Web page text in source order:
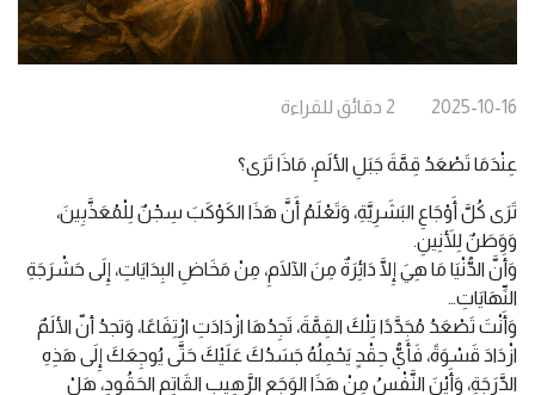
2025-10-16
2 دقائق للقراءة
عِنْدَمَا تَصْعَدُ قِمَّةَ جَبَلِ الألَمِ، مَاذَا تَرَى؟
تَرَى كُلَّ أَوْجَاعِ البَشَرِيَّةِ، وَتَعْلَمُ أَنَّ هَذَا الكَوْكَبَ سِجْنٌ لِلْمُعَذَّبِينَ،
وَوَطَنٌ لِلأَنِينِ.
وَأَنَّ الدُّنْيَا مَا هِيَ إِلَّا دَائِرَةٌ مِنَ الآلَامِ، مِنْ مَخَاضِ البِدَايَاتِ، إِلَى حَشْرَجَةِ
النِّهَايَاتِ…
وَأَنْتَ تَصْعَدُ مُجَدَّدًا تِلْكَ القِمَّةَ، تَجِدُهَا ازْدَادَتِ ارْتِفَاعًا، وَتجدُ أنّ الألَمٌ
ازْدَادَ قَسْوَةً، فَأَيُّ حِقْدٍ يَحْمِلُهُ جَسَدُكَ عَلَيْكَ حَتَّى يُوجِعَكَ إِلَى هَذِهِ
الدَّرَجَةِ، وَأَيْنَ النَّفْسُ مِنْ هَذَا الوَجَعِ الرَّهِيبِ القَاتِمِ الحَقُودِ، هَلْ